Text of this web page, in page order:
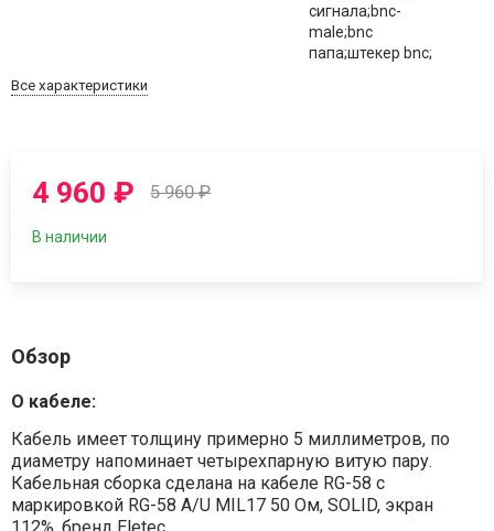
сигнала;bnc-
male;bnc
папа;штекер bnc;
Все характеристики
4 960₽ 5 960₽
В наличии
Обзор
О кабеле:
Кабель имеет толщину примерно 5 миллиметров, по
диаметру напоминает четырехпарную витую пару.
Кабельная сборка сделана на кабеле RG-58 с
маркировкой RG-58 A/U MIL17 50 Ом, SOLID, экран